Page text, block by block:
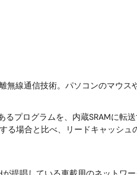
無線通信技術。パソコンのマウス
るプログラムを、内蔵SRAMに
る場合と比べ、リードキャッシ